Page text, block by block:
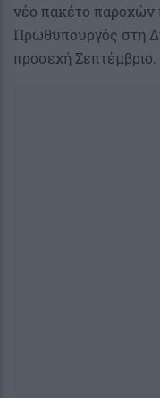
νέο πακέτο παροχών
Πρωθυπουργός στη
προσεχή Σεπτέμβριο.